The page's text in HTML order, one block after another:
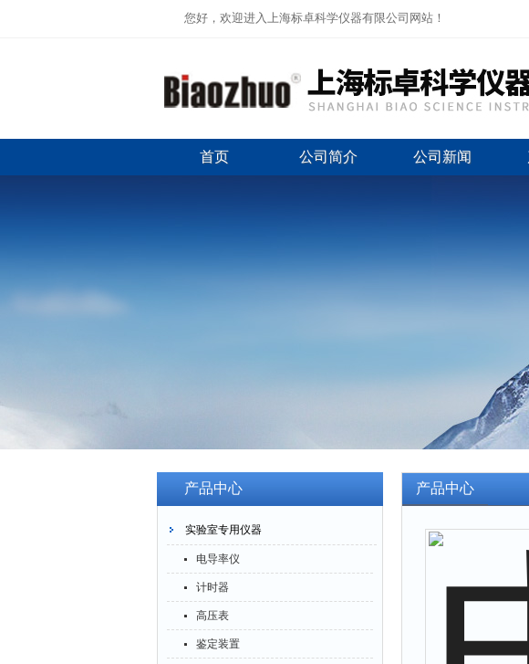
您好，欢迎进入上海标卓科学仪器有限公司网站！
首页 公司简介 公司新闻
产品中心
实验室专用仪器
电导率仪
计时器
高压表
鉴定装置
产品中心